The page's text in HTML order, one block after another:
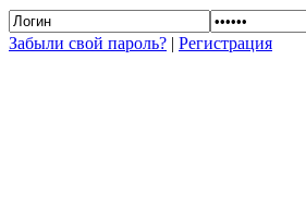
Забыли свой пароль? | Регистрация